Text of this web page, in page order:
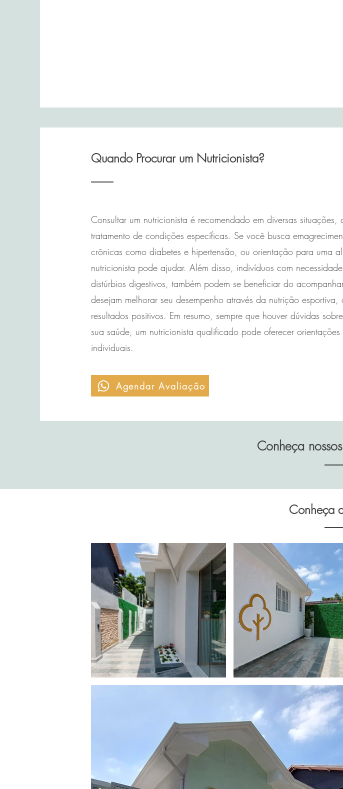
Quando Procurar um Nutricionista?
Consultar um nutricionista é recomendado em diversas
tratamento de condições específicas. Se você busca
crônicas como diabetes e hipertensão, ou orientação para uma
nutricionista pode ajudar. Além disso, indivíduos com
distúrbios digestivos, também podem se beneficiar do
desejam melhorar seu desempenho através da nutrição
resultados positivos. Em resumo, sempre que houver dúvidas
sua saúde, um nutricionista qualificado pode oferecer
individuais.
Agendar Avaliação
Conheça
Conheça